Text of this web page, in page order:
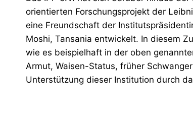
orientierten Forschungsprojekt der
eine Freundschaft der
Moshi, Tansania entwickelt. In diesem
wie es beispielhaft in der oben
Armut, Waisen-Status, früher
Unterstützung dieser Institution durch